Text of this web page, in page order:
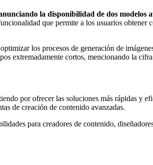
la disponibilidad de dos modelos
que permite a los usuarios obtener
los procesos de generación de
extremadamente cortos, mencionando la
por ofrecer las soluciones más rápidas y
de creación de contenido avanzadas.
para creadores de contenido,